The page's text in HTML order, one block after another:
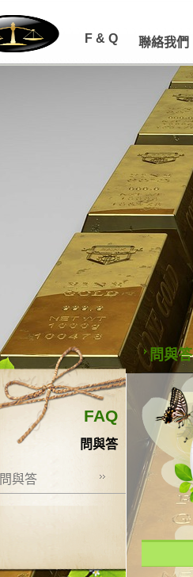
F & Q 聯絡我們
FAQ
問與答
問與答
問與答